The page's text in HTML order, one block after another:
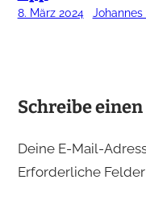
8. März 2024
Schreibe
Deine E-Mail-
Erforderliche